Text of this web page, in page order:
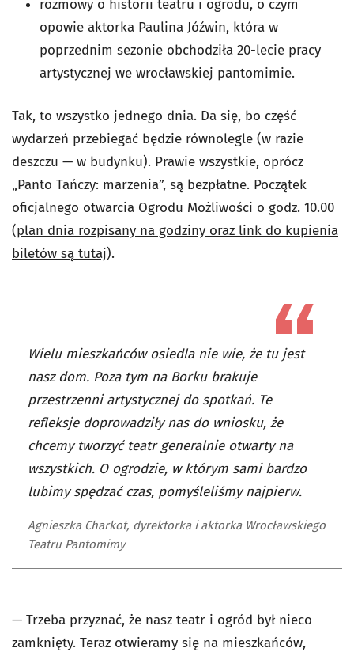
rozmowy o historii teatru i ogrodu, o czym
opowie aktorka Paulina Jóźwin, która w
poprzednim sezonie obchodziła 20-lecie pracy
artystycznej we wrocławskiej pantomimie.
Tak, to wszystko jednego dnia. Da się, bo część
wydarzeń przebiegać będzie równolegle (w razie
deszczu — w budynku). Prawie wszystkie, oprócz
„Panto Tańczy: marzenia”, są bezpłatne. Początek
oficjalnego otwarcia Ogrodu Możliwości o godz. 10.00
(plan dnia rozpisany na godziny oraz link do kupienia
biletów są tutaj).
Wielu mieszkańców osiedla nie wie, że tu jest
nasz dom. Poza tym na Borku brakuje
przestrzenni artystycznej do spotkań. Te
refleksje doprowadziły nas do wniosku, że
chcemy tworzyć teatr generalnie otwarty na
wszystkich. O ogrodzie, w którym sami bardzo
lubimy spędzać czas, pomyśleliśmy najpierw.
Agnieszka Charkot, dyrektorka i aktorka Wrocławskiego
Teatru Pantomimy
— Trzeba przyznać, że nasz teatr i ogród był nieco
zamknięty. Teraz otwieramy się na mieszkańców,